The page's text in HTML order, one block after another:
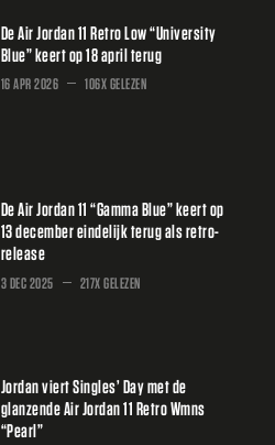
De Air Jordan 11 Retro Low “University
Blue” keert op 18 april terug
16 APR 2026 106X GELEZEN
De Air Jordan 11 “Gamma Blue” keert op
13 december eindelijk terug als retro-
release
3 DEC 2025 217X GELEZEN
Jordan viert Singles’ Day met de
glanzende Air Jordan 11 Retro Wmns
“Pearl”